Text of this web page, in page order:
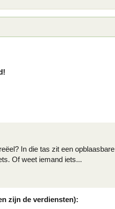
In die tas zit een opblaasbare
Of weet iemand iets...
zijn de verdiensten):